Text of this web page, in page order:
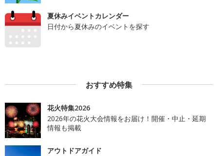
夏休みイベントカレンダー
日付から夏休みのイベントを探す
おすすめ特集
花火特集2026
2026年の花火大会情報をお届け！開催・中止・延期
情報も掲載
アウトドアガイド